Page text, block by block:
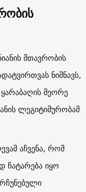
მთავრობის
ნიშნავს,
მეორე
ლეგიტიმურობამ
აჩვენა, რომ
ჩატარება იყო